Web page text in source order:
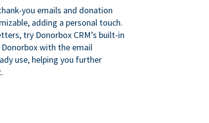
you emails and donation
adding a personal touch.
try Donorbox CRM’s built-in
with the email
use, helping you further